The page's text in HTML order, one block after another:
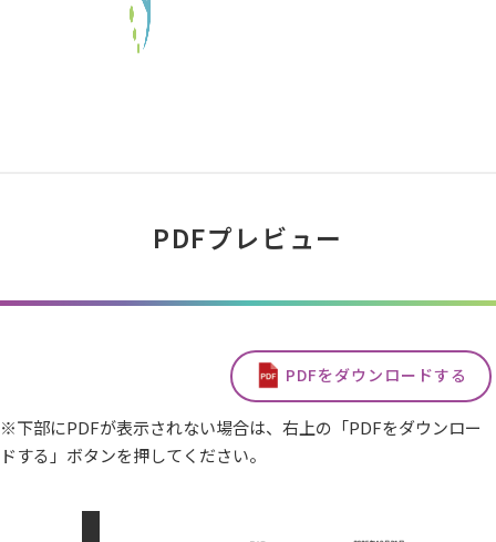
PDFプレビュー
PDFをダウンロードする
※下部にPDFが表示されない場合は、右上の「PDFをダウンロー
ドする」ボタンを押してください。